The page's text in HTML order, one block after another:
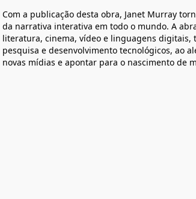
Com a publicação desta obra, Janet Murray
da narrativa interativa em todo o mundo. A
literatura, cinema, vídeo e linguagens digitais,
pesquisa e desenvolvimento tecnológicos, ao
novas mídias e apontar para o nascimento de